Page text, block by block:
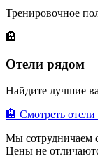
Тренировочное
🏨
Отели рядом
Найдите лучшие
🏨 Смотреть
Мы сотрудничаем
Цены не